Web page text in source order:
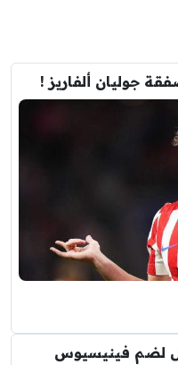
جوليان ألفاريز !
لضم فينيسيوس